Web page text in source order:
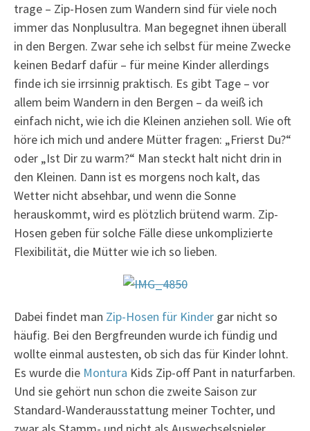
trage – Zip-Hosen zum Wandern sind für viele noch
immer das Nonplusultra. Man begegnet ihnen überall
in den Bergen. Zwar sehe ich selbst für meine Zwecke
keinen Bedarf dafür – für meine Kinder allerdings
finde ich sie irrsinnig praktisch. Es gibt Tage – vor
allem beim Wandern in den Bergen – da weiß ich
einfach nicht, wie ich die Kleinen anziehen soll. Wie oft
höre ich mich und andere Mütter fragen: „Frierst Du?“
oder „Ist Dir zu warm?“ Man steckt halt nicht drin in
den Kleinen. Dann ist es morgens noch kalt, das
Wetter nicht absehbar, und wenn die Sonne
herauskommt, wird es plötzlich brütend warm. Zip-
Hosen geben für solche Fälle diese unkomplizierte
Flexibilität, die Mütter wie ich so lieben.
Dabei findet man Zip-Hosen für Kinder gar nicht so
häufig. Bei den Bergfreunden wurde ich fündig und
wollte einmal austesten, ob sich das für Kinder lohnt.
Es wurde die Montura Kids Zip-off Pant in naturfarben.
Und sie gehört nun schon die zweite Saison zur
Standard-Wanderausstattung meiner Tochter, und